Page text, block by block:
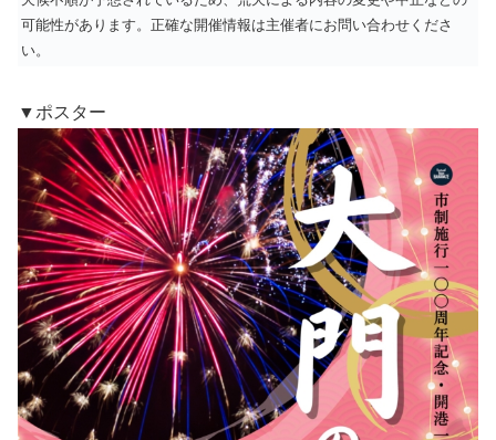
可能性があります。正確な開催情報は主催者にお問い合わせくださ
い。
▼ポスター